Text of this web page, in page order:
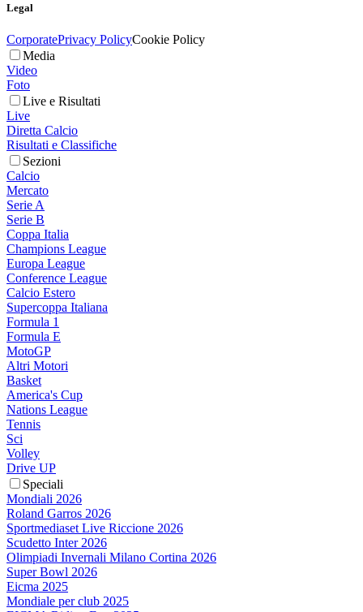
Legal
CorporatePrivacy PolicyCookie Policy
Media
Video
Foto
Live e Risultati
Live
Diretta Calcio
Risultati e Classifiche
Sezioni
Calcio
Mercato
Serie A
Serie B
Coppa Italia
Champions League
Europa League
Conference League
Calcio Estero
Supercoppa Italiana
Formula 1
Formula E
MotoGP
Altri Motori
Basket
America's Cup
Nations League
Tennis
Sci
Volley
Drive UP
Speciali
Mondiali 2026
Roland Garros 2026
Sportmediaset Live Riccione 2026
Scudetto Inter 2026
Olimpiadi Invernali Milano Cortina 2026
Super Bowl 2026
Eicma 2025
Mondiale per club 2025